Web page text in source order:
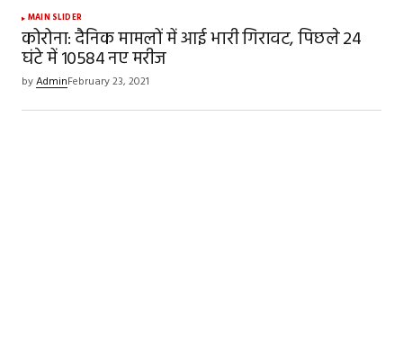
Your E-mail*
browser for the next time I comment.
MAIN SLIDER
कोरोना: दैनिक मामलों में आई भारी गिरावट, पिछले 24
घंटे में 10584 नए मरीज
byAdminFebruary 23, 2021